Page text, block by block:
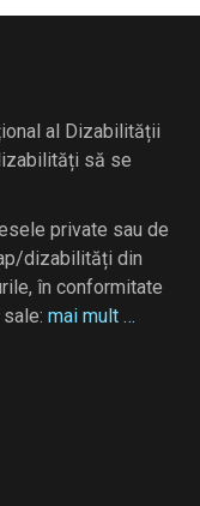
al Dizabilității
să se
private sau de
dizabilități din
în conformitate
mai mult …